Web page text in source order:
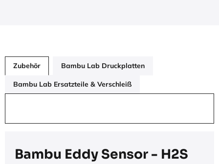
Zubehör Bambu Lab Druckplatten
Bambu Lab Ersatzteile & Verschleiß
Bambu Eddy Sensor - H2S